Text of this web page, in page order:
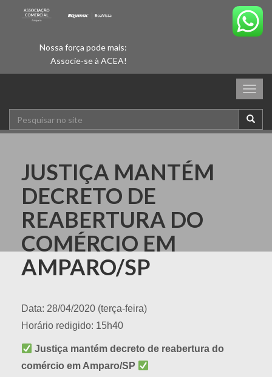
Nossa força pode mais:
Associe-se à ACEA!
JUSTIÇA MANTÉM
DECRETO DE
REABERTURA DO
COMÉRCIO EM
AMPARO/SP
Data: 28/04/2020 (terça-feira)
Horário redigido: 15h40
Justiça mantém decreto de reabertura do
comércio em Amparo/SP